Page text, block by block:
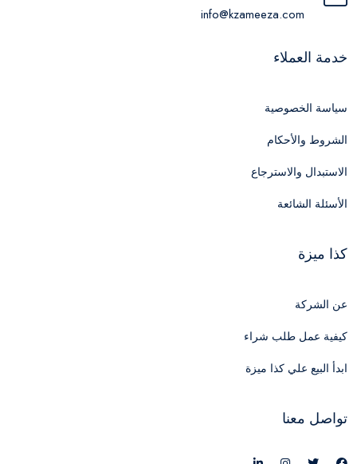
info@kzameeza.com
خدمة العملاء
سياسة الخصوصية
الشروط والأحكام
الاستبدال والاسترجاع
الأسئلة الشائعة
كذا ميزة
عن الشركة
كيفية عمل طلب شراء
ابدأ البيع علي كذا ميزة
تواصل معنا